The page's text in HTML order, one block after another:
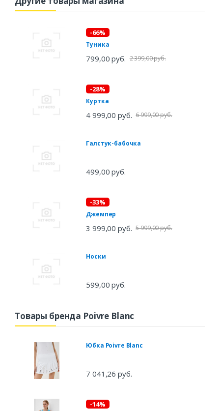
-66%
Туника
799,00 руб. 2 399,00 руб.
-28%
Куртка
4 999,00 руб. 6 999,00 руб.
Галстук-бабочка
499,00 руб.
-33%
Джемпер
3 999,00 руб. 5 999,00 руб.
Носки
599,00 руб.
Товары бренда Poivre Blanc
Юбка Poivre Blanc
7 041,26 руб.
-14%